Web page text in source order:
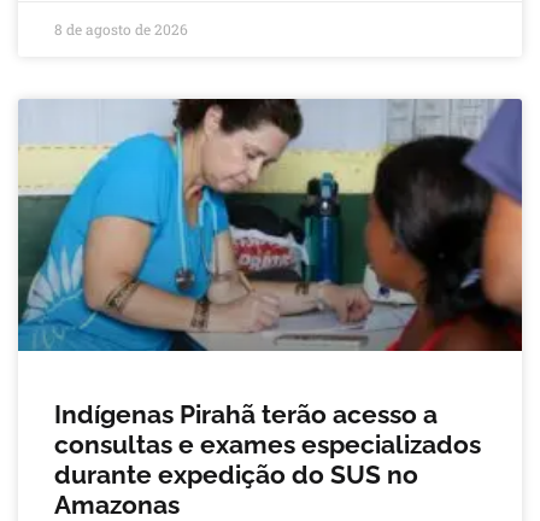
8 de agosto de 2026
Indígenas Pirahã terão acesso a
consultas e exames especializados
durante expedição do SUS no
Amazonas